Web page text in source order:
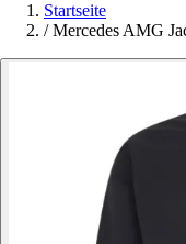
Startseite
/ Mercedes AMG